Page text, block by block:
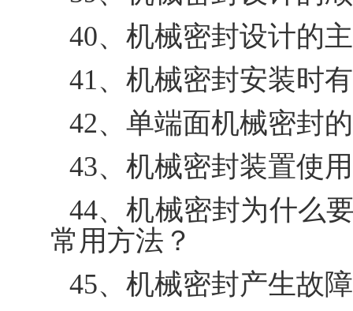
40、机械密封设计的
41、机械密封安装时
42、单端面机械密封
43、机械密封装置使
44、机械密封为什么
常用方法？
45、机械密封产生故